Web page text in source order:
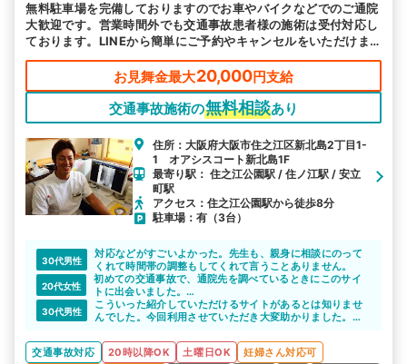
無料駐車場を完備しておりますのでお車やバイクなどでのご通院
大歓迎です。営業時間外でも交通事故患者様の施術は受付対応し
ております。LINEから簡単にご予約やキャンセルをいただけま
す。当日や直前のご予約も可能です。交通事故の専門施術を行っ
ておりますので好評いただいております。当院は交通事故患者様
の施術やご相談を経験を基にご対応しております。どんな事でも
お気軽にご相談ください。
お見舞金最大20,000円支給
交通事故施術の無料相談あり
住所：大阪府大阪市住之江区新北島2丁目1-
1 オアシスコート新北島1F
最寄り駅： 住之江公園駅 / 住ノ江駅 / 安立
町駅
アクセス：住之江公園駅から徒歩8分
駐車場：有（3台）
30代男性
対応などがすごいよかった。先生も、親身に相談にのって
くれて時間帯の調整もしてくれて言うことありません。
20代女性
初めての交通事故で、通院先を調べているときにこのサイ
トに出会いました。
電話で相談しましたが、とても親切丁寧に対応してもらえ
て安心できました。
思いました。
30代男性
こういった紹介していただけるサイトがあるとは知りませ
んでした。今回利用させていただき大変助かりました。
故にも詳しいですし、安心して気持ちよく通うことができ
ました。
交通事故対応 20時以降OK 土曜日OK
妊婦さん対応可